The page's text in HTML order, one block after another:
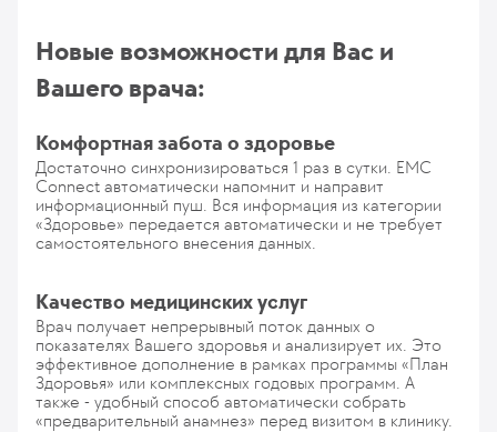
Новые возможности для Вас и
Вашего врача:
Комфортная забота о здоровье
Достаточно синхронизироваться 1 раз в сутки. ЕМС
Connect автоматически напомнит и направит
информационный пуш. Вся информация из категории
«Здоровье» передается автоматически и не требует
самостоятельного внесения данных.
Качество медицинских услуг
Врач получает непрерывный поток данных о
показателях Вашего здоровья и анализирует их. Это
эффективное дополнение в рамках программы «План
Здоровья» или комплексных годовых программ. А
также - удобный способ автоматически собрать
«предварительный анамнез» перед визитом в клинику.